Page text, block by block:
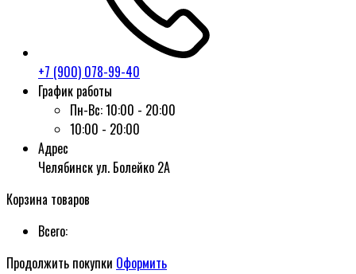
+7 (900) 078-99-40
График работы
Пн-Вс:10:00 - 20:00
10:00 - 20:00
Адрес
Челябинск ул. Болейко 2А
Корзина товаров
Всего:
Продолжить покупки Оформить